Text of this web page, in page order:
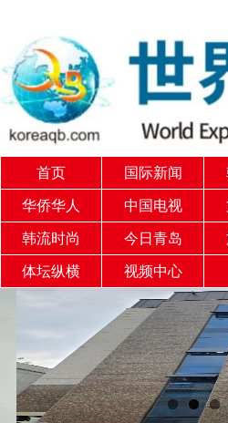
首页 国际新闻
华侨华人 中国电视
韩流时尚 今日青岛
体坛纵横 视频中心